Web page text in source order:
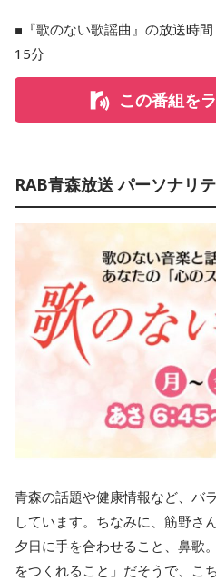
■『歌のない歌謡曲』の放送時
15分
この番組を
RAB青森放送 パーソナリ
青森の話題や健康情報など、バ
しています。ちなみに、筋野さ
夕日に手を合わせること、鼻歌
をつくれること」だそうで、こ